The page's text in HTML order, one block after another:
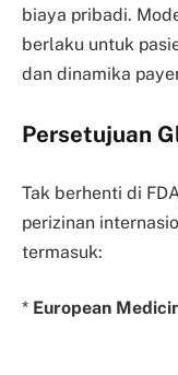
biaya pribadi.
berlaku untuk
dan dinamika
Persetujuan
Tak berhenti di
perizinan
termasuk:
* European